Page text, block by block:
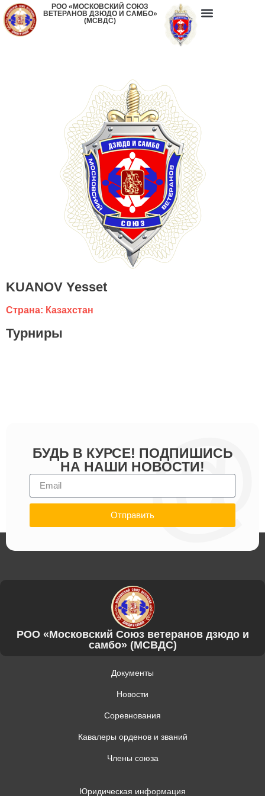
РОО «МОСКОВСКИЙ СОЮЗ
ВЕТЕРАНОВ ДЗЮДО И САМБО»
(МСВДС)
KUANOV Yesset
Страна: Казахстан
Турниры
БУДЬ В КУРСЕ! ПОДПИШИСЬ
НА НАШИ НОВОСТИ!
Отправить
РОО «Московский Союз ветеранов дзюдо и
самбо» (МСВДС)
Документы
Новости
Соревнования
Кавалеры орденов и званий
Члены союза
Юридическая информация